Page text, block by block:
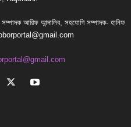
সম্পাদক আরিফ আন্দালিব, সহযোগি সম্পাদক- হানিফ